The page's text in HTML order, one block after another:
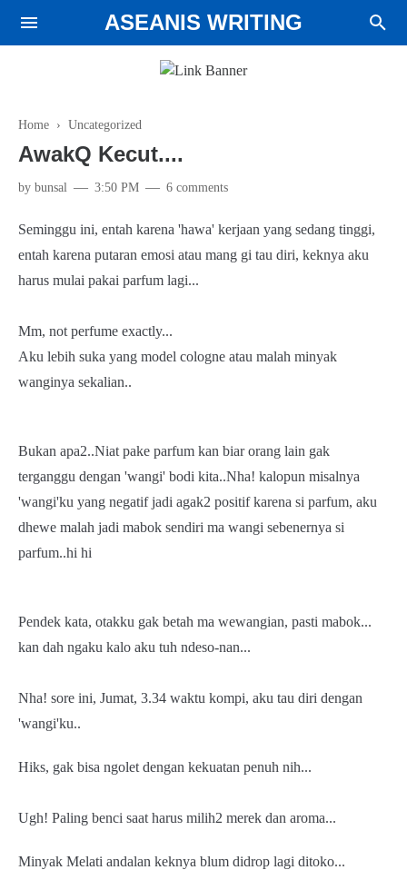
ASEANIS WRITING
Home › Uncategorized
AwakQ Kecut....
by bunsal 3:50 PM 6 comments
Seminggu ini, entah karena 'hawa' kerjaan yang sedang tinggi,
entah karena putaran emosi atau mang gi tau diri, keknya aku
harus mulai pakai parfum lagi...
Mm, not perfume exactly...
Aku lebih suka yang model cologne atau malah minyak
wanginya sekalian..
Bukan apa2..Niat pake parfum kan biar orang lain gak
terganggu dengan 'wangi' bodi kita..Nha! kalopun misalnya
'wangi'ku yang negatif jadi agak2 positif karena si parfum, aku
dhewe malah jadi mabok sendiri ma wangi sebenernya si
parfum..hi hi
Pendek kata, otakku gak betah ma wewangian, pasti mabok...
kan dah ngaku kalo aku tuh ndeso-nan...
Nha! sore ini, Jumat, 3.34 waktu kompi, aku tau diri dengan
'wangi'ku..
Hiks, gak bisa ngolet dengan kekuatan penuh nih...
Ugh! Paling benci saat harus milih2 merek dan aroma...
Minyak Melati andalan keknya blum didrop lagi ditoko...